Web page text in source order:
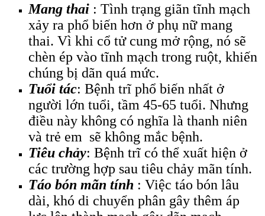
Mang thai : Tình trạng giãn tĩnh mạch
xảy ra phổ biến hơn ở phụ nữ mang
thai. Vì khi cổ tử cung mở rộng, nó sẽ
chèn ép vào tĩnh mạch trong ruột, khiến
chúng bị dãn quá mức.
Tuổi tác: Bệnh trĩ phổ biến nhất ở
người lớn tuổi, tầm 45-65 tuổi. Nhưng
điều này không có nghĩa là thanh niên
và trẻ em sẽ không mắc bệnh.
Tiêu chảy: Bệnh trĩ có thể xuất hiện ở
các trường hợp sau tiêu chảy mãn tính.
Táo bón mãn tính : Việc táo bón lâu
dài, khó di chuyển phân gây thêm áp